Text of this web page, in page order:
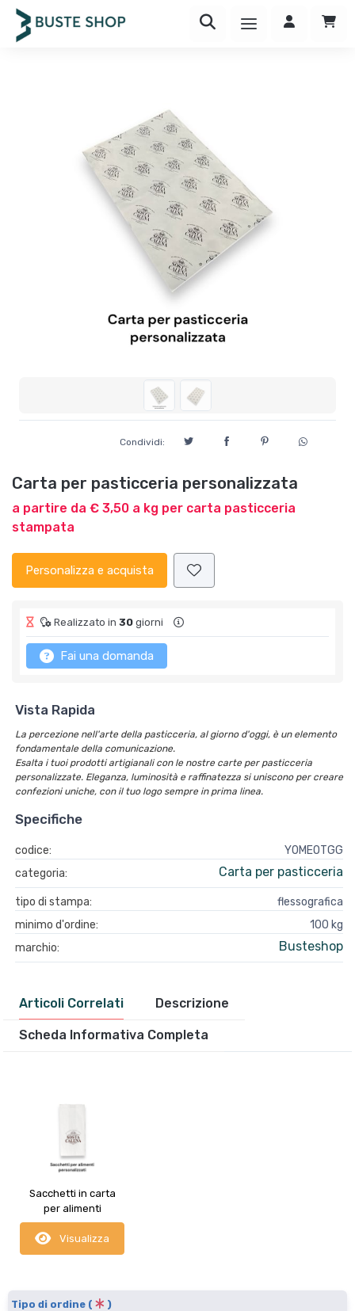
Condividi:
Carta per pasticceria personalizzata
a partire da € 3,50 a kg per carta pasticceria
stampata
Personalizza e acquista
Realizzato in 30 giorni
Fai una domanda
Vista Rapida
La percezione nell'arte della pasticceria, al giorno d'oggi, è un elemento
fondamentale della comunicazione.
Esalta i tuoi prodotti artigianali con le nostre carte per pasticceria
personalizzate. Eleganza, luminosità e raffinatezza si uniscono per creare
confezioni uniche, con il tuo logo sempre in prima linea.
Specifiche
codice:
Y0MEOTGG
categoria:
Carta per pasticceria
tipo di stampa:
flessografica
minimo d'ordine:
100 kg
marchio:
Busteshop
Articoli Correlati Descrizione
Scheda Informativa Completa
Sacchetti in carta
per alimenti
personalizzati
Visualizza
Tipo di ordine ( )